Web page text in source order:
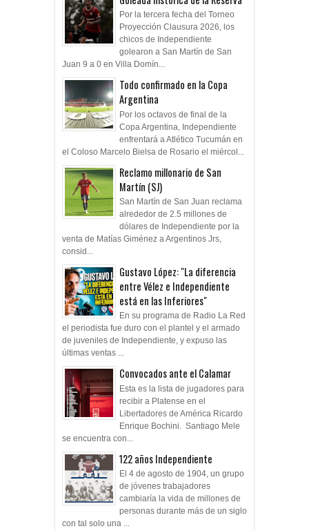
Por la tercera fecha del Torneo
Proyección Clausura 2026, los
chicos de Independiente
golearon a San Martín de San
Juan 9 a 0 en Villa Domín...
Todo confirmado en la Copa
Argentina
Por los octavos de final de la
Copa Argentina, Independiente
enfrentará a Atlético Tucumán en
el Coloso Marcelo Bielsa de Rosario el miércol...
Reclamo millonario de San
Martín (SJ)
San Martín de San Juan reclama
alrededor de 2.5 millones de
dólares de Independiente por la
venta de Matías Giménez a Argentinos Jrs,
consid...
Gustavo López: "La diferencia
entre Vélez e Independiente
está en las Inferiores"
En su programa de Radio La Red
el periodista fue duro con el plantel y el armado
de juveniles de Independiente, y expuso las
últimas ventas ...
Convocados ante el Calamar
Esta es la lista de jugadores para
recibir a Platense en el
Libertadores de América Ricardo
Enrique Bochini. Santiago Mele
se encuentra con...
122 años Independiente
El 4 de agosto de 1904, un grupo
de jóvenes trabajadores
cambiaría la vida de millones de
personas durante más de un siglo
con tal solo una ...